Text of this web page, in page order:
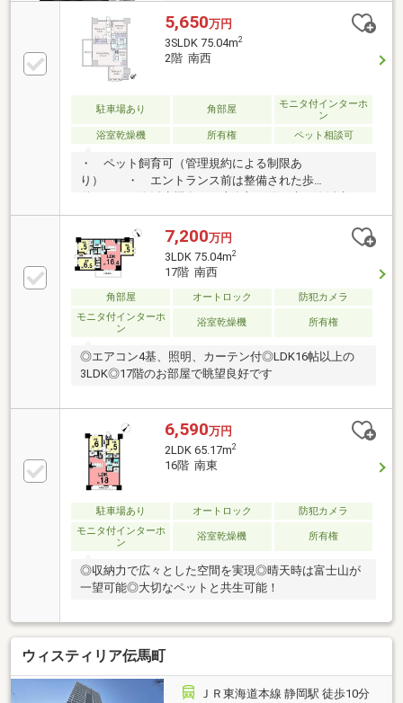
5,650万円
3SLDK 75.04m2
2階 南西
駐車場あり 角部屋
モニタ付インターホ
ン
浴室乾燥機
所有権 ペット相談可
・ ペット飼育可（管理規約による制限あ
り） ・ エントランス前は整備された歩
道 ・ 浄活水機有り 専有部で使う水は浄活水が
使用できます
7,200万円
3LDK 75.04m2
17階 南西
角部屋 オートロック
防犯カメラ
モニタ付インターホ
ン
浴室乾燥機 所有権
◎エアコン4基、照明、カーテン付◎LDK16帖以上の
3LDK◎17階のお部屋で眺望良好です
6,590万円
2LDK 65.17m2
16階 南東
駐車場あり オートロック
防犯カメラ
モニタ付インターホ
ン
浴室乾燥機 所有権
◎収納力で広々とした空間を実現◎晴天時は富士山が
一望可能◎大切なペットと共生可能！
ウィスティリア伝馬町
ＪＲ東海道本線 静岡駅 徒歩10分